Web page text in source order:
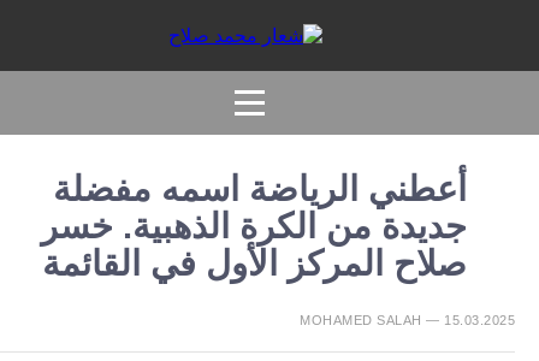
أعطني الرياضة اسمه مفضلة
جديدة من الكرة الذهبية. خسر
صلاح المركز الأول في القائمة
MOHAMED SALAH —